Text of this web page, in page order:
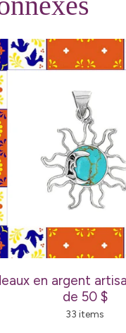
en argent
de 50 $
33 items